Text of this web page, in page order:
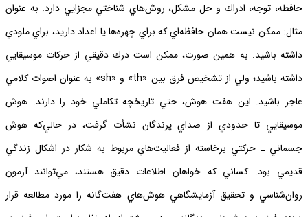
حافظه، توجه، ادراك و حل مشكل، روش‌هاي شناختي مجزايي دارد. به عنوان
مثال: ممكن نيست همان حافظه‌اي كه براي چهره‌ها يا اعداد داريد، براي ملودي
داشته باشيد. به همين صورت، ممكن است درك دقيقي از حركات موسيقايي
داشته باشيد؛ ولي از تشخيص فرق بين «th» و «sh» به عنوان اصوات كلامي
عاجز باشيد. اين هفت هوش، حتي تاريخچه تكاملي خود را دارند. هوش
موسيقايي تا حدودي از صداي پرندگان نشأت گرفت، در حالي‌كه هوش
جسماني ـ حركتي برخاسته از فعاليت‌هاي مربوط به شكار در اشكال زندگي
قديمي بود. كساني كه خواهان اطلاعات دقيق هستند، مي‌توانند آزمون
روان‌شناسي و تحقيق آزمايشگاهي هوش‌هاي هفت‌گانه را مورد مطالعه قرار